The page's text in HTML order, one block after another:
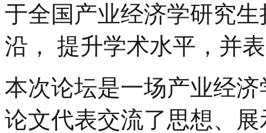
于全国产业经济学研究
沿，
提升学术水平，并
本次论坛是一场产业经
论文代表交流了思想、